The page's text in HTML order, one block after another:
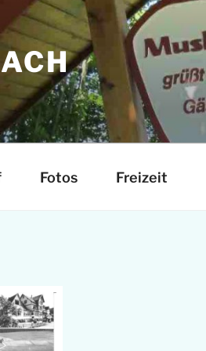
Fotos Freizeit